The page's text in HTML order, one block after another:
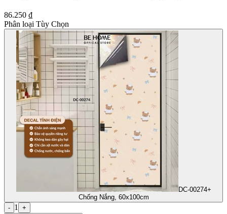
86.250 ₫
Phân loại Tùy Chọn
DC-00274+
Chống Nắng, 60x100cm
- 1 +